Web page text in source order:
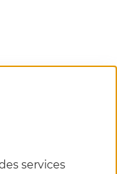
services